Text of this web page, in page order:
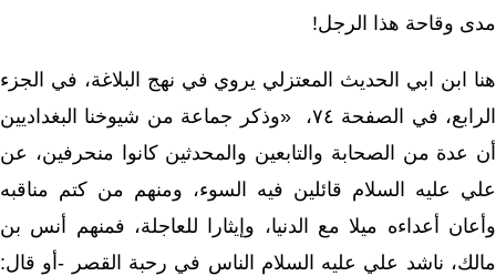
مدى وقاحة هذا الرجل!
هنا ابن ابي الحديث المعتزلي يروي في نهج البلاغة، في الجزء
الرابع، في الصفحة ٧٤، «وذكر جماعة من شيوخنا البغداديين
أن عدة من الصحابة والتابعين والمحدثين كانوا منحرفين، عن
علي عليه السلام قائلين فيه السوء، ومنهم من كتم مناقبه
وأعان أعداءه ميلا مع الدنيا، وإيثارا للعاجلة، فمنهم أنس بن
مالك، ناشد علي عليه السلام الناس في رحبة القصر -أو قال: